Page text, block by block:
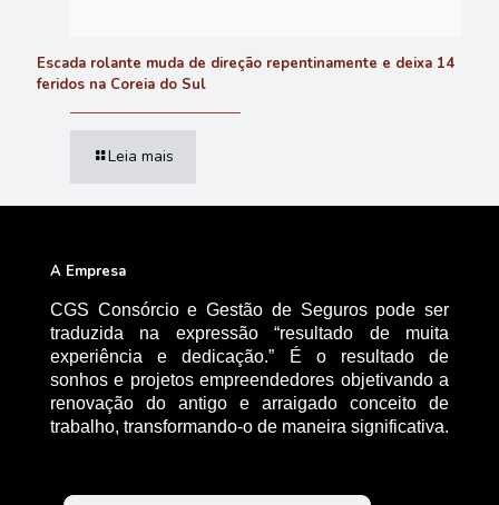
Escada rolante muda de direção repentinamente e deixa 14
feridos na Coreia do Sul
Leia mais
A Empresa
CGS Consórcio e Gestão de Seguros pode ser
traduzida na expressão “resultado de muita
experiência e dedicação.” É o resultado de
sonhos e projetos empreendedores objetivando a
renovação do antigo e arraigado conceito de
trabalho, transformando-o de maneira significativa.